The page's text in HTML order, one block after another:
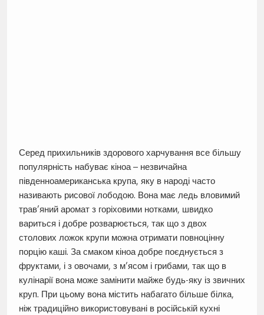
Серед прихильників здорового харчування все більшу
популярність набуває кіноа – незвичайна
південноамериканська крупа, яку в народі часто
називають рисової лободою. Вона має ледь вловимий
трав’яний аромат з горіховими нотками, швидко
вариться і добре розварюється, так що з двох
столових ложок крупи можна отримати повноцінну
порцію каші. За смаком кіноа добре поєднується з
фруктами, і з овочами, з м’ясом і грибами, так що в
кулінарії вона може замінити майже будь-яку із звичних
круп. При цьому вона містить набагато більше білка,
ніж традиційно використовувані в російській кухні